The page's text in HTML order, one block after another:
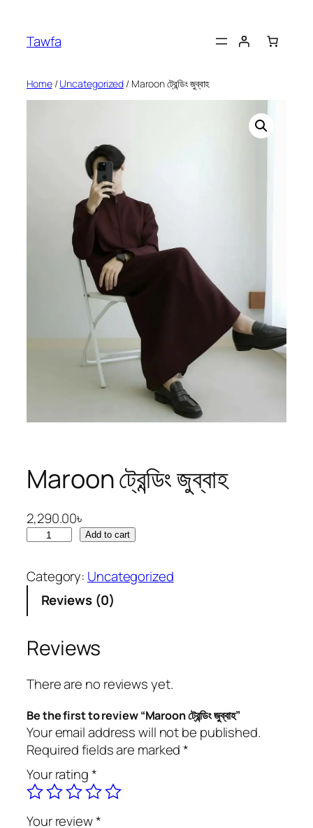
content
Tawfa
Home/Uncategorized / Maroon ট্রেন্ডিং জুব্বাহ
Maroon ট্রেন্ডিং জুব্বাহ
2,290.00৳
r
o
ট্রে
ন্ডিং
জু
ব্বা
হ
q
u
n
t
i
Add to cart
Category: Uncategorized
Reviews (0)
Reviews
There are no reviews yet.
Be the first to review “Maroon ট্রেন্ডিং জুব্বাহ”
Your email address will not be published.
Required fields are marked*
Your rating*
Your review*